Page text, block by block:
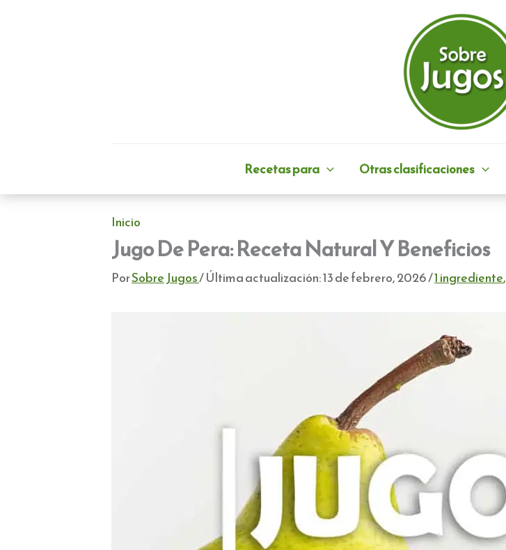
Recetas para Otras clasificaciones
Inicio
Jugo De Pera: Receta Natural Y Beneficios
PorSobre Jugos/ Última actualización:13 de febrero, 2026/1 ingrediente,